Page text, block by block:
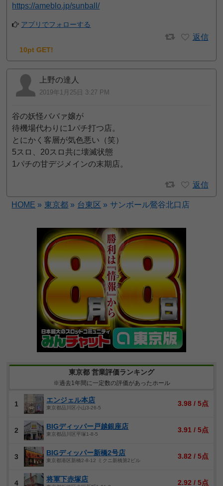
https://ameblo.jp/sunball/
アプリでフォローする
返信
10pt GET!
上野の達人
2019年1月25日 3:27 PM
谷の妖怪ババァ嬢が
待機場代わりに1パチ打つ店。
とにかく客層が気色悪い（笑）
5スロ、20スロ共に壊滅状態
1パチの甘デジメインの末期店。
返信
HOME » 東京都 » 台東区 » サンボール鶯谷北口店
東京都 営業評価ランキング
※過去1年間に一定数の評価があったホール
1 エンジェル本店
東京都品川区小山3-26-5
3.98 / 5点
2 BIGディッパー戸越銀座店
東京都品川区平塚1-8-5
3.91 / 5点
3 BIGディッパー新橋2号店
東京都港区新橋2-8-12 ミクニ新橋第2ビル
3.82 / 5点
4 将軍下赤塚店 2.92 / 5点